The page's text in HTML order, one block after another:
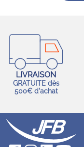
LIVRAISON
GRATUITE dès
500€ d'achat